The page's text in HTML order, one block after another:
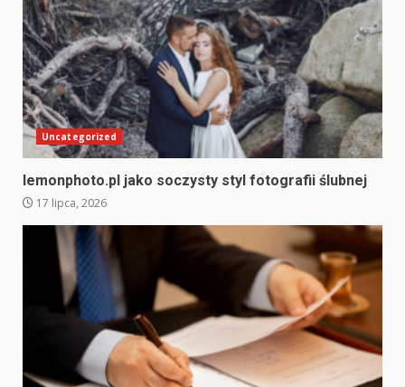
Uncategorized
lemonphoto.pl jako soczysty styl fotografii ślubnej
17 lipca, 2026